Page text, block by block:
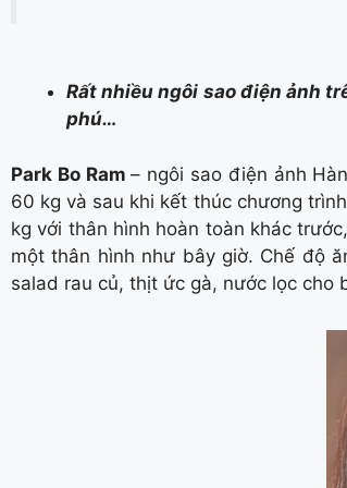
Rất nhiều ngôi sao điện ảnh
phú…
Park Bo Ram– ngôi sao điện ảnh
60 kg và sau khi kết thúc chương
kg với thân hình hoàn toàn khác
một thân hình như bây giờ. Chế độ
salad rau củ, thịt ức gà, nước lọc cho